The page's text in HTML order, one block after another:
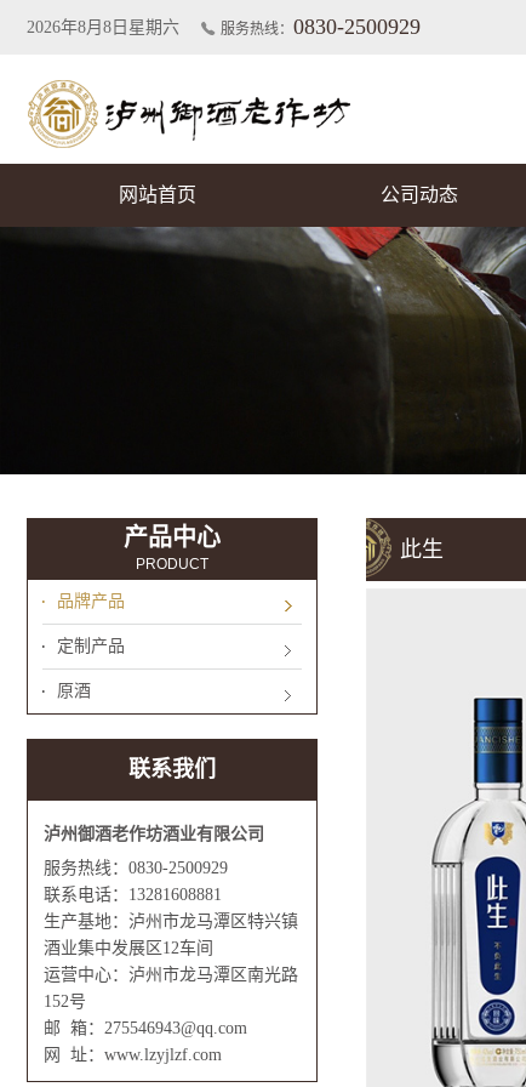
2026年8月8日星期六 服务热线： 0830-2500929
网站首页 公司动态
产品中心
PRODUCT
品牌产品
定制产品
原酒
联系我们
泸州御酒老作坊酒业有限公司
服务热线：0830-2500929
联系电话：13281608881
生产基地：泸州市龙马潭区特兴镇
酒业集中发展区12车间
运营中心：泸州市龙马潭区南光路
152号
邮 箱：275546943@qq.com
网 址：www.lzyjlzf.com
此生